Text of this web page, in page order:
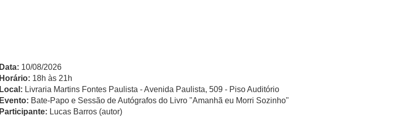
Data: 10/08/2026
Horário: 18h às 21h
Local: Livraria Martins Fontes Paulista - Avenida Paulista, 509 - Piso Auditório
Evento: Bate-Papo e Sessão de Autógrafos do Livro "Amanhã eu Morri Sozinho"
Participante: Lucas Barros (autor)